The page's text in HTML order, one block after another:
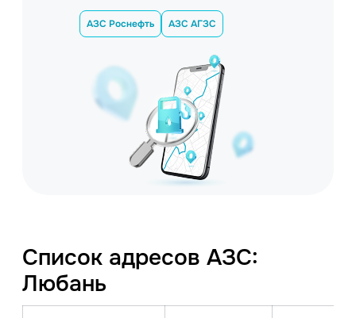
АЗС Роснефть АЗС АГЗС
Список адресов АЗС:
Любань